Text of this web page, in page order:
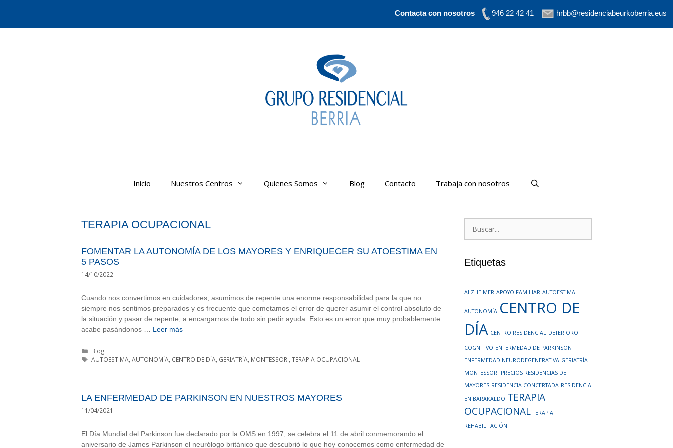
Contacta con nosotros 946 22 42 41 hrbb@residenciabeurkoberria.eus
Inicio Nuestros Centros Quienes Somos Blog Contacto Trabaja con nosotros
TERAPIA OCUPACIONAL
FOMENTAR LA AUTONOMÍA DE LOS MAYORES Y ENRIQUECER SU ATOESTIMA EN
5 PASOS
14/10/2022
Cuando nos convertimos en cuidadores, asumimos de repente una enorme responsabilidad para la que no
siempre nos sentimos preparados y es frecuente que cometamos el error de querer asumir el control absoluto de
la situación y pasar de repente, a encargarnos de todo sin pedir ayuda. Esto es un error que muy probablemente
acabe pasándonos … Leer más
Categorías
Blog
Etiquetas
AUTOESTIMA ,AUTONOMÍA CENTRO DE DÍA GERIATRÍA MONTESSORI ,TERAPIA OCUPACIONAL
LA ENFERMEDAD DE PARKINSON EN NUESTROS MAYORES
11/04/2021
El Día Mundial del Parkinson fue declarado por la OMS en 1997, se celebra el 11 de abril conmemorando el
aniversario de James Parkinson el neurólogo británico que descubrió lo que hoy conocemos como enfermedad de
Buscar:
Etiquetas
ALZHEIMER APOYO FAMILIAR AUTOESTIMA
AUTONOMÍA CENTRO DE
DÍA CENTRO RESIDENCIAL DETERIORO
COGNITIVO ENFERMEDAD DE PARKINSON
ENFERMEDAD NEURODEGENERATIVA GERIATRÍA
MONTESSORI PRECIOS RESIDENCIAS DE
MAYORES RESIDENCIA CONCERTADA RESIDENCIA
EN BARAKALDO TERAPIA
OCUPACIONAL TERAPIA
REHABILITACIÓN